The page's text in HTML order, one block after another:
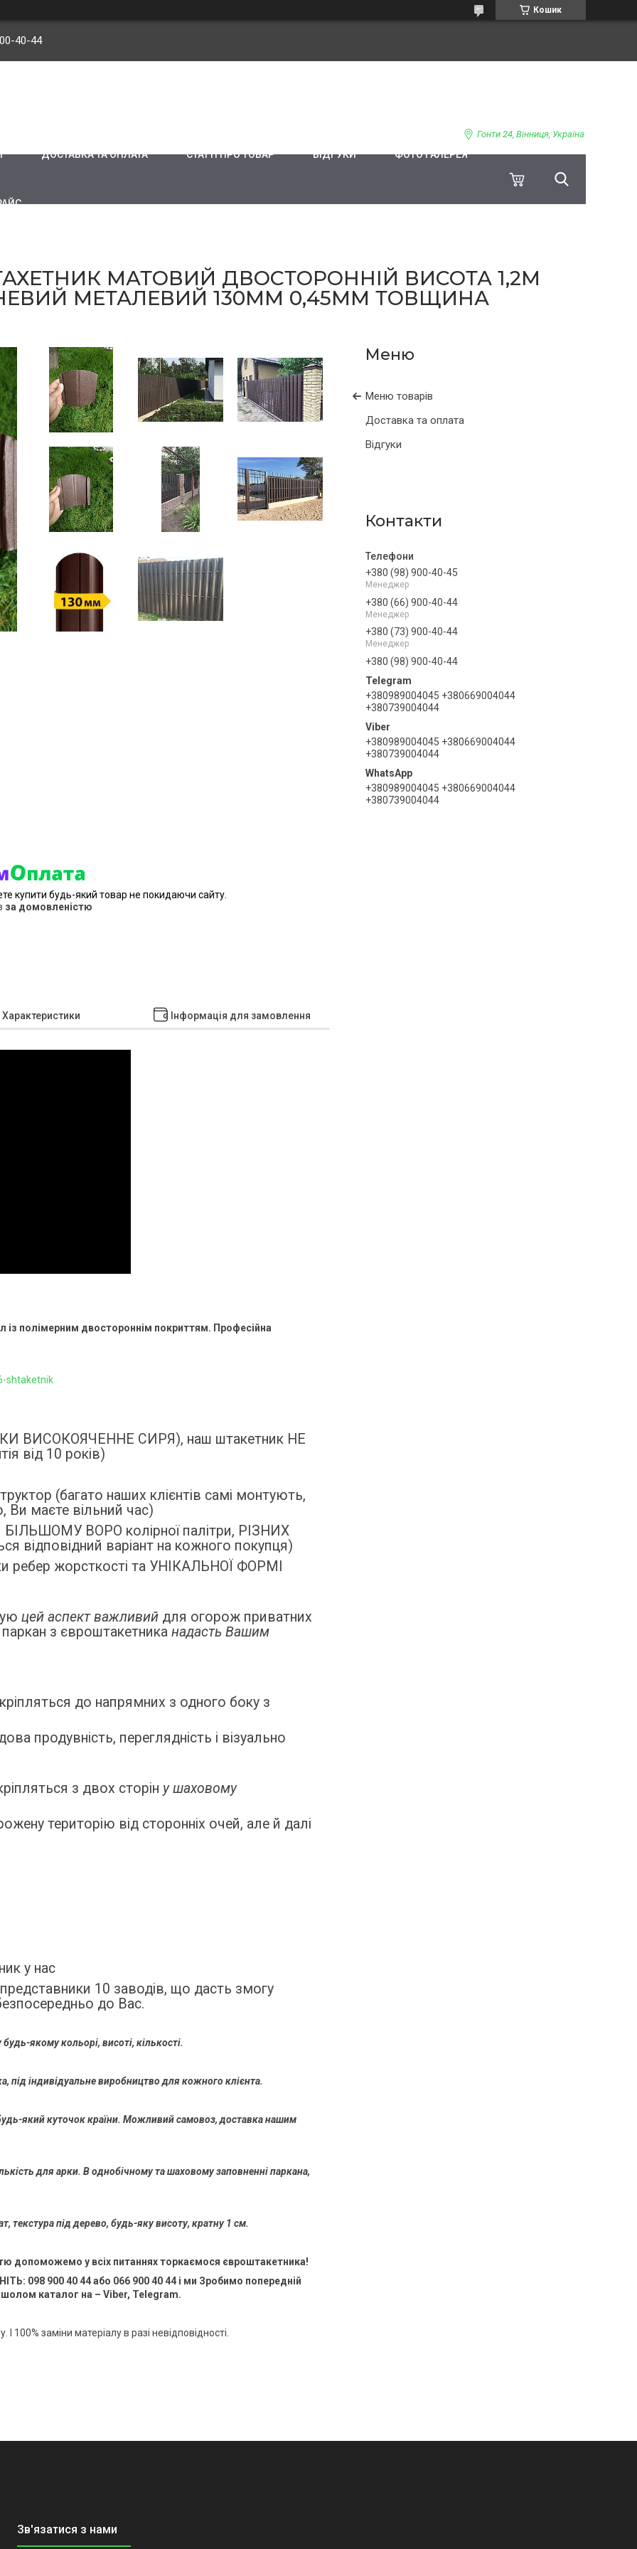
Кошик
40-44
Гонти 24, Вінниця, Україна
ДОСТАВКА ТА ОПЛАТА СТАТТІ ПРО ТОВАР ВІДГУКИ ФОТО ГАЛЕРЕЯ
МАТОВИЙ ДВОСТОРОННІЙ ВИСОТА 1,2М
МЕТАЛЕВИЙ 130ММ 0,45ММ ТОВЩИНА
Меню товарів
Доставка та оплата
Відгуки
Контакти
+380 (98) 900-40-45
Менеджер
+380 (66) 900-40-44
Менеджер
+380 (73) 900-40-44
Менеджер
+380 (98) 900-40-44
+380989004045 +380669004044
+380739004044
+380989004045 +380669004044
+380739004044
+380989004045 +380669004044
+380739004044
купити будь-який товар не покидаючи сайту.
за домовленістю
Характеристики Інформація для замовлення
із полімерним двостороннім покриттям. Професійна
shtaketnik
ВИСОКОЯЧЕННЕ СИРЯ), наш штакетник НЕ
від 10 років)
(багато наших клієнтів самі монтують,
маєте вільний час)
БІЛЬШОМУ ВОРО колірної палітри, РІЗНИХ
відповідний варіант на кожного покупця)
ребер жорсткості та УНІКАЛЬНОЇ ФОРМІ
цей аспект важливий для огорож приватних
з євроштакетника надасть Вашим
до напрямних з одного боку з
продувність, переглядність і візуально
з двох сторін у шаховому
територію від сторонніх очей, але й далі
у нас
10 заводів, що дасть змогу
до Вас.
якому кольорі, висоті, кількості.
під індивідуальне виробництво для кожного клієнта.
який куточок країни. Можливий самовоз, доставка нашим
для арки. В однобічному та шаховому заповненні паркана,
текстура під дерево, будь-яку висоту, кратну 1 см.
допоможемо у всіх питаннях торкаємося євроштакетника!
098 900 40 44 або 066 900 40 44 і ми Зробимо попередній
каталог на – Viber, Telegram.
100% заміни матеріалу в разі невідповідності.